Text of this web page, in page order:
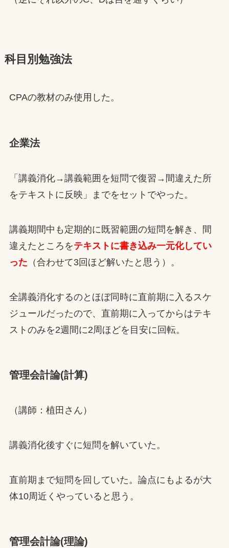
科目別勉強法
CPAの教材のみ使用した。
企業法
「講義消化→講義範囲を短問で復習→間違えた所
をテキストに反映」までをセットでやった。
講義期間中も定期的に既習範囲の短問を解き、間
違えたところをテキストに書き込み一元化してい
った （合わせて3回ほど解いたと思う）。
全講義消化するのとほぼ同時に直前期に入るスケ
ジュールだったので、直前期に入ってからはテキ
ストのみを2週間に2周ほどを目安に回転。
管理会計論(計算)
（講師：植田さん）
講義消化後すぐに短問を解いていた。
直前期まで短問を回していた。論点にもよるが大
体10周近くやっていると思う。
管理会計論(理論)